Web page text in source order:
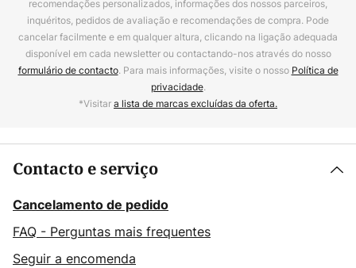
recomendações personalizados, informações dos nossos parceiros,
inquéritos, pedidos de avaliação e recomendações de compra. Pode
cancelar facilmente e em qualquer altura, clicando na ligação adequada
disponível em cada newsletter ou contactando-nos através do nosso
formulário de contacto. Para mais informações, visite o nosso Política de
privacidade.
*Visitara lista de marcas excluídas da oferta.
Contacto e serviço
Cancelamento de pedido
FAQ - Perguntas mais frequentes
Seguir a encomenda